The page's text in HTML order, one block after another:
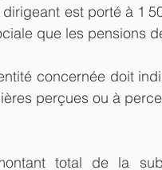
est porté à 1
que les pensions
concernée doit
perçues ou à
total de la